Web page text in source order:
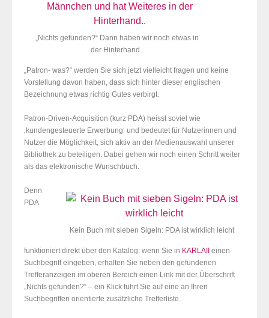
„Nichts gefunden?“ Dann haben wir noch etwas in
der Hinterhand..
„Patron- was?“ werden Sie sich jetzt vielleicht fragen und keine
Vorstellung davon haben, dass sich hinter dieser englischen
Bezeichnung etwas richtig Gutes verbirgt.
Patron-Driven-Acquisition (kurz PDA) heisst soviel wie
‚kundengesteuerte Erwerbung‘ und bedeutet für Nutzerinnen und
Nutzer die Möglichkeit, sich aktiv an der Medienauswahl unserer
Bibliothek zu beteiligen. Dabei gehen wir noch einen Schritt weiter
als das elektronische Wunschbuch.
Kein Buch mit sieben Sigeln: PDA ist wirklich leicht
Denn
PDA
funktioniert direkt über den Katalog: wenn Sie in KARLAII
einen
Suchbegriff eingeben, erhalten Sie neben den gefundenen
Trefferanzeigen im oberen Bereich einen Link mit der Überschrift
„Nichts gefunden?“ – ein Klick führt Sie auf eine an Ihren
Suchbegriffen orientierte zusätzliche Trefferliste.